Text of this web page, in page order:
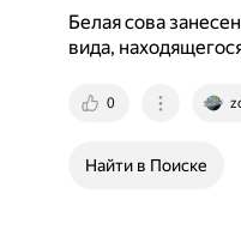
Белая сова
вида,
0
Найти в Поиске